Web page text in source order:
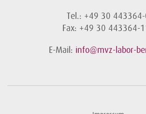
Tel.: +49 30
Fax: +49 30 443364-
E-Mail: info@mvz-labor-